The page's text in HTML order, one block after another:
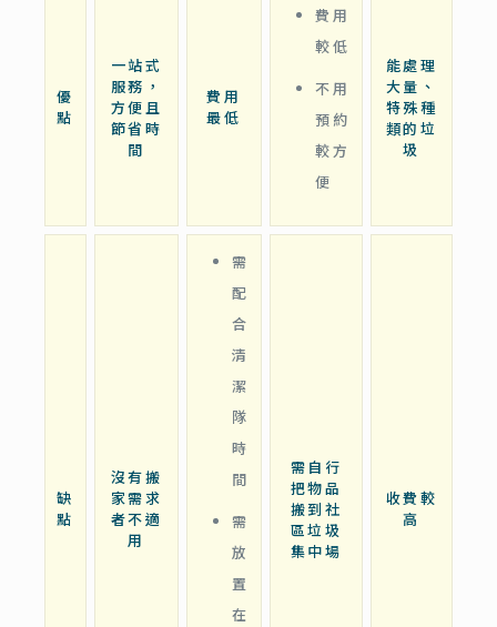
優
點
一站式
服務，
方便且
節省時
間
費用
最低
費用
較低
不用
預約
較方
便
能處理
大量、
特殊種
類的垃
圾
缺
點
沒有搬
家需求
者不適
用
需
配
合
清
潔
隊
時
間
需
放
置
在
需自行
把物品
搬到社
區垃圾
集中場
收費較
高